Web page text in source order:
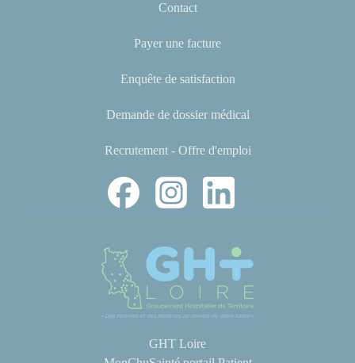
Contact
Payer une facture
Enquête de satisfaction
Demande de dossier médical
Recrutement - Offre d'emploi
GHT Loire